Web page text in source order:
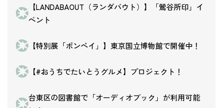
【LANDABAOUT（ランダバウト）】「鶯谷所印」イ
ベント
【特別展「ポンペイ」】東京国立博物館で開催中！
【#おうちでたいとうグルメ】プロジェクト！
台東区の図書館で「オーディオブック」が利用可能